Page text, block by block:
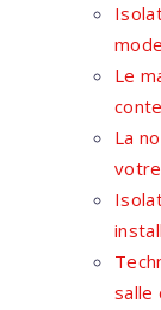
Le
La
salle